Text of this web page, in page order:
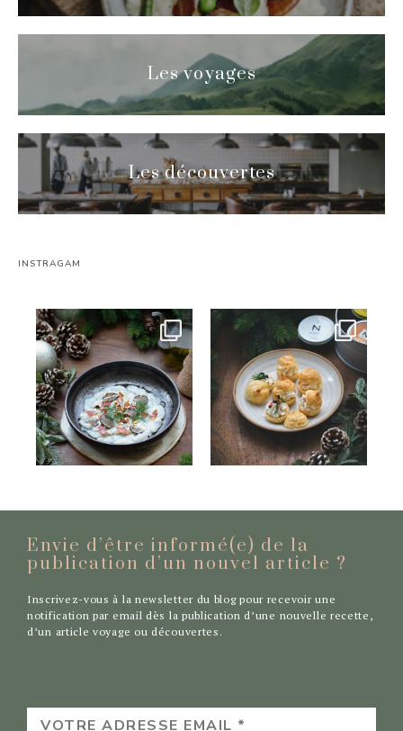
Les voyages
Les découvertes
INSTRAGAM
Envie d’être informé(e) de la
publication d’un nouvel article ?
Inscrivez-vous à la newsletter du blog pour recevoir une
notification par email dès la publication d’une nouvelle recette,
d’un article voyage ou découvertes.
VOTRE